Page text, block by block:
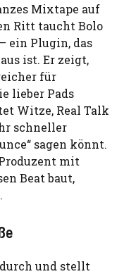
Mixtape auf
Ritt taucht Bolo
ein Plugin, das
ist. Er zeigt,
für
lieber Pads
Witze, Real Talk
schneller
sagen könnt.
mit
Beat baut,
und stellt